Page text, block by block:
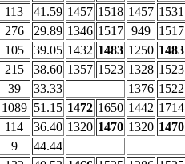
113 41.59 1457 1518 1457 1531
276 29.89 1346 1517 949
1517
105 39.05 1432 1483 1250 1483
215 38.60 1357 1523 1328 1523
39 33.33 1376 1522
1089 51.15 1472 1650 1442 1714
114 36.40 1320 1470 1320 1470
9
44.44